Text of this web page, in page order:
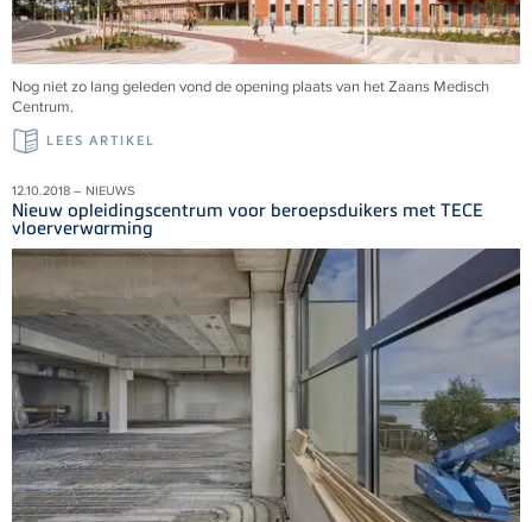
Nog niet zo lang geleden vond de opening plaats van het Zaans Medisch
Centrum.
LEES ARTIKEL
12.10.2018 – NIEUWS
Nieuw opleidingscentrum voor beroepsduikers met TECE
vloerverwarming